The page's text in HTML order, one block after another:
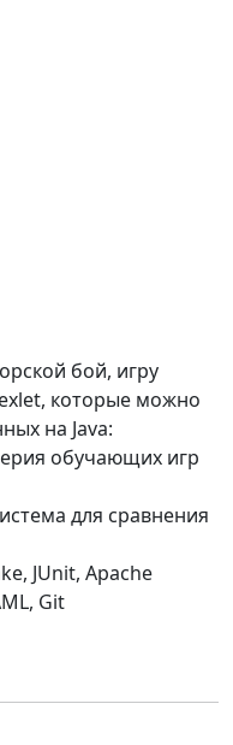
бой, игру
которые можно
на Java:
обучающих игр
для сравнения
JUnit, Apache
Git